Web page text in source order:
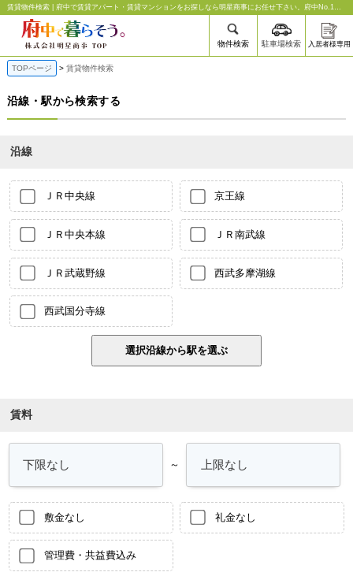
賃貸物件検索 | 府中で賃貸アパート・賃貸マンションをお探しなら明星商事にお任せ下さい。府中No.1の物件数であなたにぴったりなお部屋探しをお手伝いします。
物件検索 駐車場検索 入居者様専用
TOPページ 賃貸物件検索
沿線・駅から検索する
沿線
ＪＲ中央線 京王線
ＪＲ中央本線 ＪＲ南武線
ＪＲ武蔵野線 西武多摩湖線
西武国分寺線
賃料
～
敷金なし 礼金なし
管理費・共益費込み